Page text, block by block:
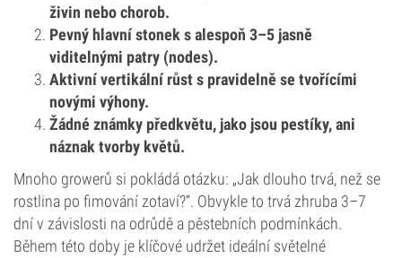
živin nebo chorob.
Pevný hlavní stonek s alespoň 3–5 jasně
viditelnými patry (nodes).
Aktivní vertikální růst s pravidelně se tvořícími
novými výhony.
Žádné známky předkvětu, jako jsou pestíky, ani
náznak tvorby květů.
Mnoho growerů si pokládá otázku: „Jak dlouho trvá, než se
rostlina po fimování zotaví?“. Obvykle to trvá zhruba 3–7
dní v závislosti na odrůdě a pěstebních podmínkách.
Během této doby je klíčové udržet ideální světelné